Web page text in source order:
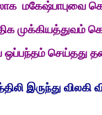
முக்கியத்துவம்
ஒப்பந்தம் செய்தது
இருந்து